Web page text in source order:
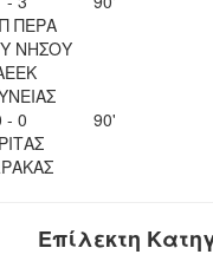
ΠΕΡΑ
ΝΗΣΟΥ
- 0
90'
Επίλεκτη